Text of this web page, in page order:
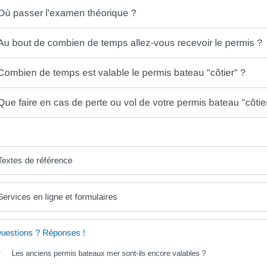
passer l'examen théorique ?
bout de combien de temps allez-vous recevoir le permis ?
de temps est valable le permis bateau "côtier" ?
faire en cas de perte ou vol de votre permis bateau
de référence
en ligne et formulaires
? Réponses !
Les anciens permis bateaux mer sont-ils encore valables ?